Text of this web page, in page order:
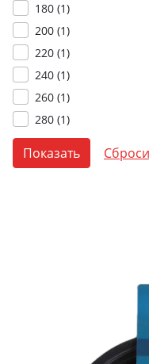
180 (1)
200 (1)
220 (1)
240 (1)
260 (1)
280 (1)